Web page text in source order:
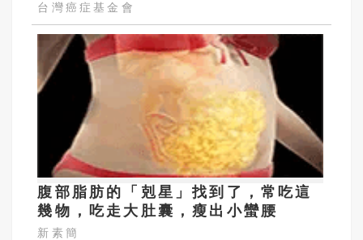
台灣癌症基金會
腹部脂肪的「剋星」找到了，常吃這
幾物，吃走大肚囊，瘦出小蠻腰
新素簡